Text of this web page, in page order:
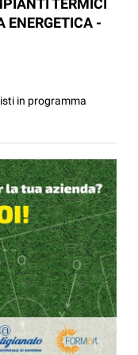
TERMICI
ENERGETICA -
in programma